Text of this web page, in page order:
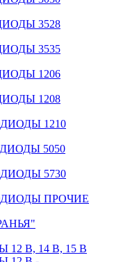
3528
3535
1206
1208
1210
5050
5730
ПРОЧИЕ
В, 14 В, 15 В